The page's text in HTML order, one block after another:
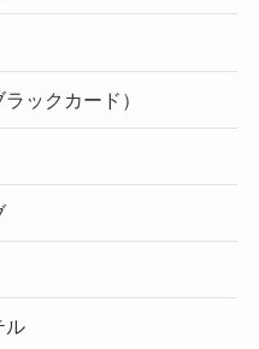
ックカード）
ル